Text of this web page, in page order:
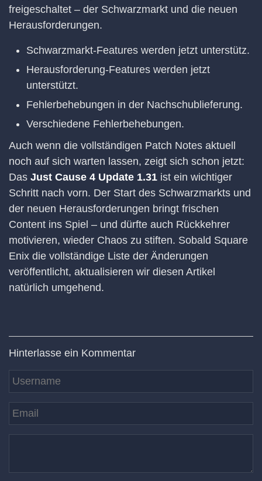
freigeschaltet – der Schwarzmarkt und die neuen
Herausforderungen.
Schwarzmarkt-Features werden jetzt unterstütz.
Herausforderung-Features werden jetzt
unterstützt.
Fehlerbehebungen in der Nachschublieferung.
Verschiedene Fehlerbehebungen.
Auch wenn die vollständigen Patch Notes aktuell
noch auf sich warten lassen, zeigt sich schon jetzt:
Das Just Cause 4 Update 1.31 ist ein wichtiger
Schritt nach vorn. Der Start des Schwarzmarkts und
der neuen Herausforderungen bringt frischen
Content ins Spiel – und dürfte auch Rückkehrer
motivieren, wieder Chaos zu stiften. Sobald Square
Enix die vollständige Liste der Änderungen
veröffentlicht, aktualisieren wir diesen Artikel
natürlich umgehend.
Hinterlasse ein Kommentar